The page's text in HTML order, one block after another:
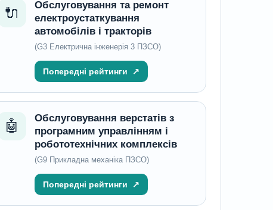
🔌
Обслуговування та ремонт
електроустаткування
автомобілів і тракторів
(G3 Електрична інженерія 3 ПЗСО)
Попередні рейтинги ↗
🤖
Обслуговування верстатів з
програмним управлінням і
робототехнічних комплексів
(G9 Прикладна механіка ПЗСО)
Попередні рейтинги ↗